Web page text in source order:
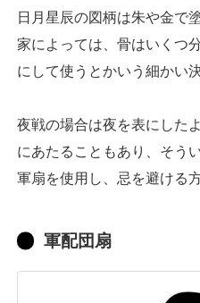
日月星辰の図柄は朱や金で
家によっては、骨はいくつ
にして使うとかいう細かい
夜戦の場合は夜を表にした
にあたることもあり、そう
軍扇を使用し、忌を避ける
軍配団扇